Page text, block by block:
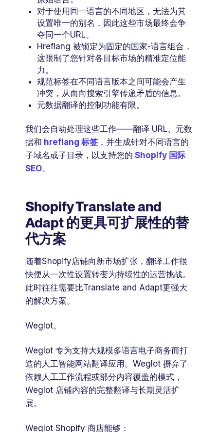
对于使用同一语言的不同地区，无法为其
设置唯一的别名，因此这些市场最终会争
夺同一个URL。
Hreflang 被锁定为固定的国家-语言组合，
这限制了您针对各目标市场的精准定位能
力。
规范标签在不同语言版本之间可能会产生
冲突，从而向搜索引擎传递矛盾的信息。
元数据翻译的控制功能有限。
我们会自动处理这些工作——翻译 URL、元数
据和 hreflang 标签 ，并生成针对不同语言的
子域名或子目录，以支持您的 Shopify 国际
SEO。
Shopify Translate and
Adapt 的更具可扩展性的替
代方案
随着Shopify店铺向新市场扩张，翻译工作很
快便从一次性设置转变为持续性的运营挑战。
此时往往需要比Translate and Adapt更强大
的解决方案。
Weglot。
Weglot 专为支持大规模多语言电子商务而打
造的人工智能网站翻译应用。Weglot 摒弃了
依赖人工工作流程或部分内容覆盖的模式，
Weglot 店铺内容的完整翻译与长期灵活扩
展。
Weglot Shopify 商店能够：